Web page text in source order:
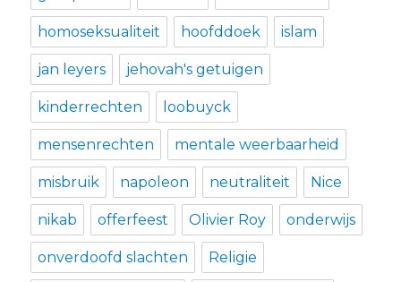
homoseksualiteit hoofddoek islam
jan leyers jehovah's getuigen
kinderrechten loobuyck
mensenrechten mentale weerbaarheid
misbruik napoleon neutraliteit Nice
nikab offerfeest Olivier Roy onderwijs
onverdoofd slachten Religie